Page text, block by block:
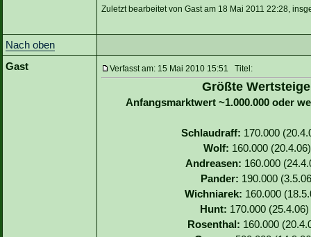
Zuletzt bearbeitet von Gast am 18 Mai 2011 22:28,
Nach oben
Gast
Verfasst am: 15 Mai 2010 15:51 Titel:
Größte
Anfangsmarktwert ~1.000.000 oder
Schlaudraff: 170.000
Wolf: 160.000
Andreasen: 160.000
Pander: 190.000
Wichniarek: 160.000
Hunt: 170.000
Rosenthal: 160.000